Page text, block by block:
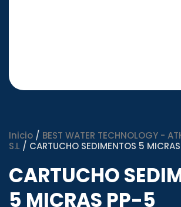
Inicio / BEST WATER TECHNOLOGY -
S.L / CARTUCHO SEDIMENTOS 5
CARTUCHO
5 MICRAS PP-5